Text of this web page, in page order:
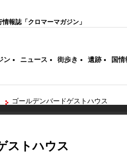
報誌「クロマーマガジン」
ン ニュース 街歩き 遺跡 国情
ゴールデンバードゲストハウス
ストハウス